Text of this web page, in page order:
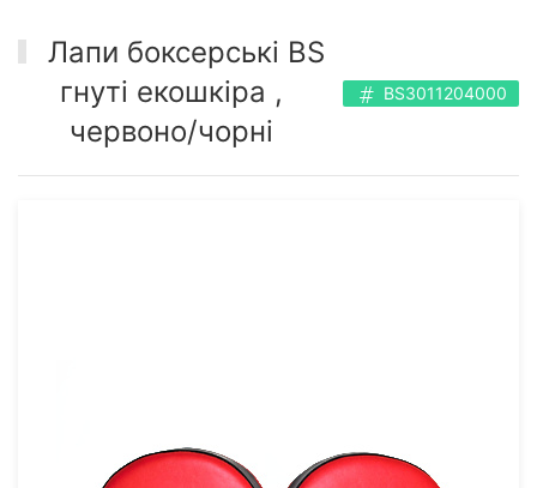
Лапи боксерські BS
гнуті екошкіра ,
червоно/чорні
BS3011204000